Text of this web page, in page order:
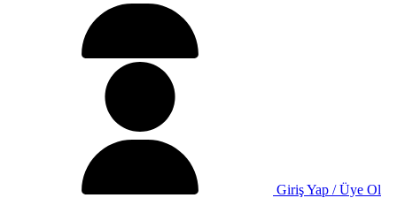
Giriş Yap / Üye Ol